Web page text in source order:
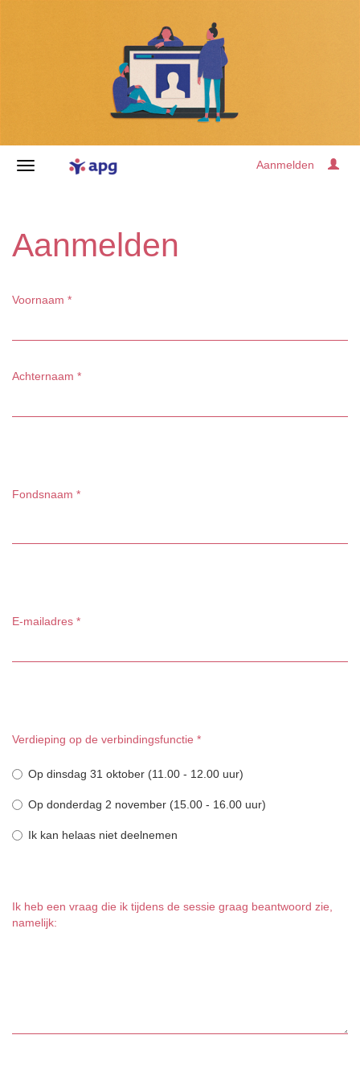
Aanmelden
Aanmelden
Voornaam *
Achternaam *
Fondsnaam *
E-mailadres *
Verdieping op de verbindingsfunctie *
Op dinsdag 31 oktober (11.00 - 12.00 uur)
Op donderdag 2 november (15.00 - 16.00 uur)
Ik kan helaas niet deelnemen
Ik heb een vraag die ik tijdens de sessie graag beantwoord zie,
namelijk: